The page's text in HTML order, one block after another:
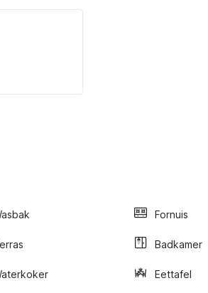
Fornuis
Badkamer
Eettafel